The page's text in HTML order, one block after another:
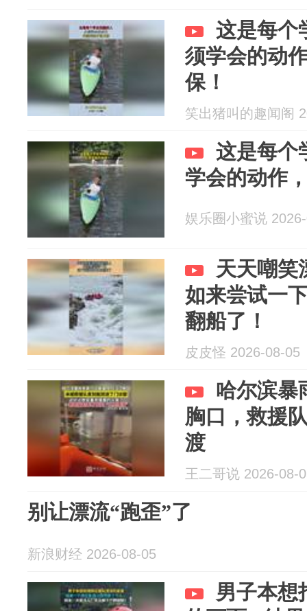
这是每个
须学会的动
保！
笑出猪叫的趣闻阁
这是每个
学会的动作
娱乐圈小蜜说
天天嘲笑
如来尝试一
翻船了！
皮皮怪 2026-08-05
哈尔滨暴
胸口，救援
渡
王二哥说 2026-08-
别让漂流“跑歪”了
新浪财经 2026-08-05
男子本想